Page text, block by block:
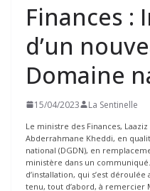
Finances :
d’un
Domaine
15/04/2023 La Sentinelle
Le ministre des Finances,
Abderrahmane Kheddi, en
national (DGDN), en
ministère dans un
d’installation, qui s’est
tenu, tout d’abord, à remercier